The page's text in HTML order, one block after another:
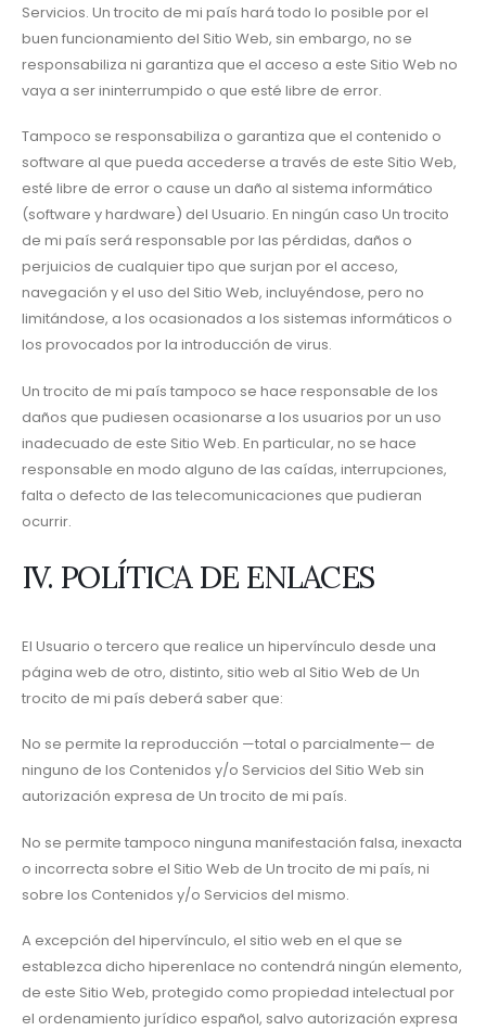
Servicios. Un trocito de mi país hará todo lo posible por el
buen funcionamiento del Sitio Web, sin embargo, no se
responsabiliza ni garantiza que el acceso a este Sitio Web no
vaya a ser ininterrumpido o que esté libre de error.
Tampoco se responsabiliza o garantiza que el contenido o
software al que pueda accederse a través de este Sitio Web,
esté libre de error o cause un daño al sistema informático
(software y hardware) del Usuario. En ningún caso Un trocito
de mi país será responsable por las pérdidas, daños o
perjuicios de cualquier tipo que surjan por el acceso,
navegación y el uso del Sitio Web, incluyéndose, pero no
limitándose, a los ocasionados a los sistemas informáticos o
los provocados por la introducción de virus.
Un trocito de mi país tampoco se hace responsable de los
daños que pudiesen ocasionarse a los usuarios por un uso
inadecuado de este Sitio Web. En particular, no se hace
responsable en modo alguno de las caídas, interrupciones,
falta o defecto de las telecomunicaciones que pudieran
ocurrir.
IV. POLÍTICA DE ENLACES
El Usuario o tercero que realice un hipervínculo desde una
página web de otro, distinto, sitio web al Sitio Web de Un
trocito de mi país deberá saber que:
No se permite la reproducción —total o parcialmente— de
ninguno de los Contenidos y/o Servicios del Sitio Web sin
autorización expresa de Un trocito de mi país.
No se permite tampoco ninguna manifestación falsa, inexacta
o incorrecta sobre el Sitio Web de Un trocito de mi país, ni
sobre los Contenidos y/o Servicios del mismo.
A excepción del hipervínculo, el sitio web en el que se
establezca dicho hiperenlace no contendrá ningún elemento,
de este Sitio Web, protegido como propiedad intelectual por
el ordenamiento jurídico español, salvo autorización expresa